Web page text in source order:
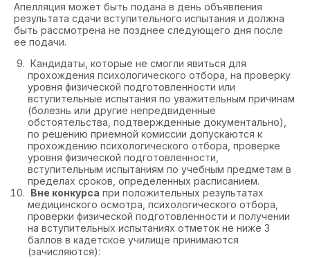
Апелляция может быть подана в день объявления
результата сдачи вступительного испытания и должна
быть рассмотрена не позднее следующего дня после
ее подачи.
Кандидаты, которые не смогли явиться для
прохождения психологического отбора, на проверку
уровня физической подготовленности или
вступительные испытания по уважительным причинам
(болезнь или другие непредвиденные
обстоятельства, подтвержденные документально),
по решению приемной комиссии допускаются к
прохождению психологического отбора, проверке
уровня физической подготовленности,
вступительным испытаниям по учебным предметам в
пределах сроков, определенных расписанием.
Вне конкурса при положительных результатах
медицинского осмотра, психологического отбора,
проверки физической подготовленности и получении
на вступительных испытаниях отметок не ниже 3
баллов в кадетское училище принимаются
(зачисляются):